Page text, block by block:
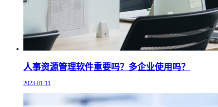
人事资源管理软件重要吗？多企业使用吗？
2023-01-11